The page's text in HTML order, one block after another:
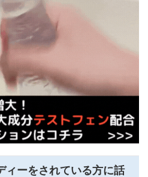
ィーをされている方に話